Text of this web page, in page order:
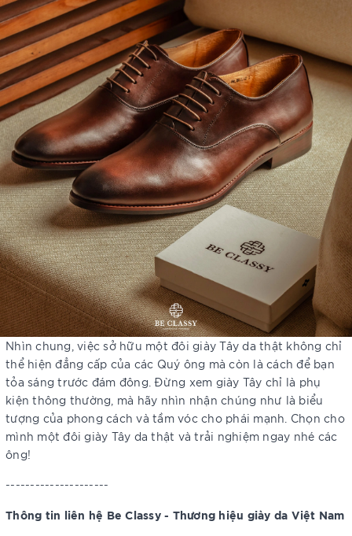
Nhìn chung, việc sở hữu một đôi giày Tây da thật không chỉ
thể hiện đẳng cấp của các Quý ông mà còn là cách để bạn
tỏa sáng trước đám đông. Đừng xem giày Tây chỉ là phụ
kiện thông thường, mà hãy nhìn nhận chúng như là biểu
tượng của phong cách và tầm vóc cho phái mạnh. Chọn cho
mình một đôi giày Tây da thật và trải nghiệm ngay nhé các
ông!
---------------------
Thông tin liên hệ Be Classy - Thương hiệu giày da Việt Nam